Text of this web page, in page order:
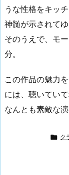
うな性格をキッ
神髄が示されて
そのうえで、モ
分。
この作品の魅力
には、聴いてい
なんとも素敵な演
 ク